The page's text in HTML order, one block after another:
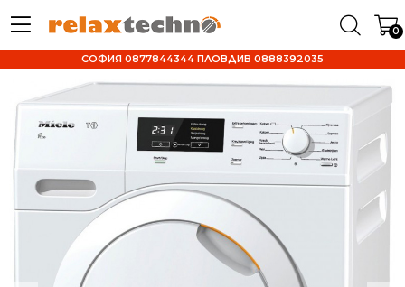
0
СОФИЯ 0877844344 ПЛОВДИВ 0888392035